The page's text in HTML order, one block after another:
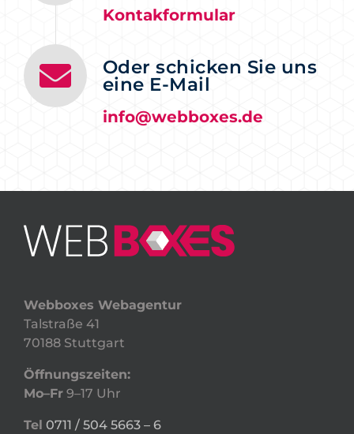
Kontakformular
Oder schicken Sie uns
eine E-Mail
info@webboxes.de
Webboxes Webagentur
Talstraße 41
70188 Stuttgart
Öffnungszeiten:
Mo–Fr 9–17 Uhr
Tel 0711 / 504 5663 – 6